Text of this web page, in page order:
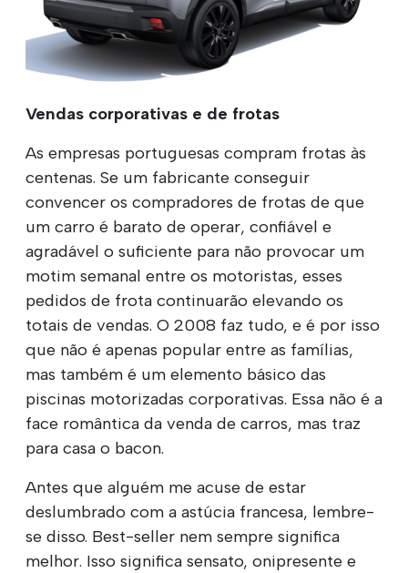
Vendas corporativas e de frotas
As empresas portuguesas compram frotas às
centenas. Se um fabricante conseguir
convencer os compradores de frotas de que
um carro é barato de operar, confiável e
agradável o suficiente para não provocar um
motim semanal entre os motoristas, esses
pedidos de frota continuarão elevando os
totais de vendas. O 2008 faz tudo, e é por isso
que não é apenas popular entre as famílias,
mas também é um elemento básico das
piscinas motorizadas corporativas. Essa não é a
face romântica da venda de carros, mas traz
para casa o bacon.
Antes que alguém me acuse de estar
deslumbrado com a astúcia francesa, lembre-
se disso. Best-seller nem sempre significa
melhor. Isso significa sensato, onipresente e